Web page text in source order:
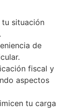
tu situación
de
fiscal y
aspectos
tu carga